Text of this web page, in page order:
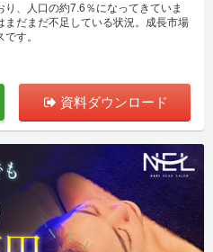
、人口の約7.6％になってきていま
だまだ不足している状況。成長市場
す。
資料ダウンロード